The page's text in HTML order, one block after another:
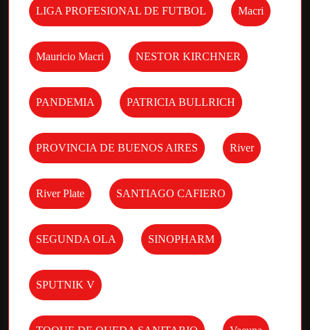
LIGA PROFESIONAL DE FUTBOL Macri
Mauricio Macri NESTOR KIRCHNER
PANDEMIA PATRICIA BULLRICH
PROVINCIA DE BUENOS AIRES River
River Plate SANTIAGO CAFIERO
SEGUNDA OLA SINOPHARM
SPUTNIK V